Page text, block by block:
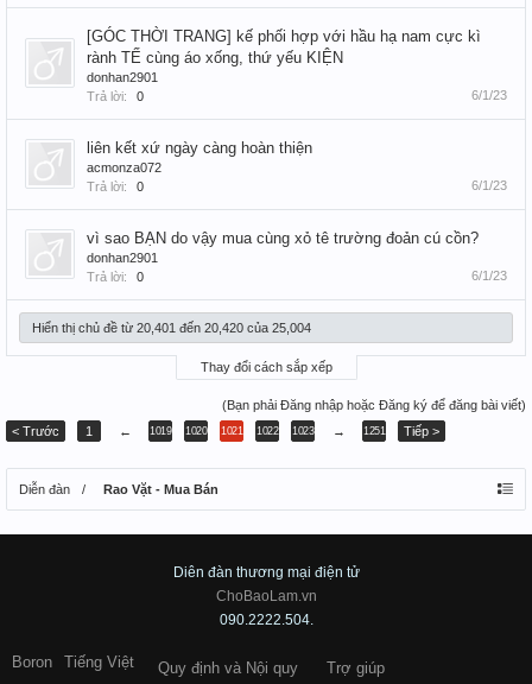
[GÓC THỜI TRANG] kế phối hợp với hầu hạ nam cực kì
rành TẾ cùng áo xống, thứ yếu KIỆN
donhan2901
Trả lời:
0 6/1/23
liên kết xứ ngày càng hoàn thiện
acmonza072
Trả lời:
0 6/1/23
vì sao BẠN do vậy mua cùng xỏ tê trường đoản cú cồn?
donhan2901
Trả lời:
0 6/1/23
Hiển thị chủ đề từ 20,401 đến 20,420 của 25,004
Thay đổi cách sắp xếp
(Bạn phải Đăng nhập hoặc Đăng ký để đăng bài viết)
< Trước
1 ← 1019 1020 1021 1022 1023 → 1251 Tiếp >
Diễn đàn Rao Vặt - Mua Bán
Diên đàn thương mại điện tử
ChoBaoLam.vn
090.2222.504.
Boron Tiếng Việt Quy định và Nội quy Trợ giúp